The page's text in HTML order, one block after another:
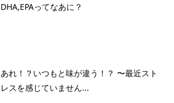
DHA,EPAってなあに？
あれ！？いつもと味が違う！？ 〜最近スト
レスを感じていません...